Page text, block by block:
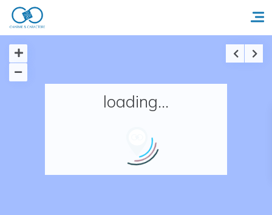
Accueil
Nos adresses en France
loading...